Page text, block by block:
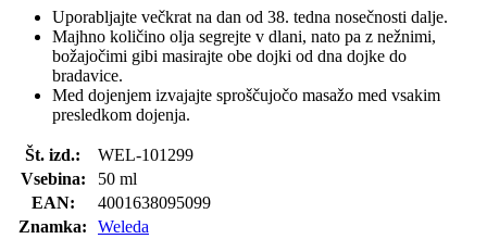
Uporabljajte večkrat na dan od 38. tedna nosečnosti dalje.
Majhno količino olja segrejte v dlani, nato pa z nežnimi,
božajočimi gibi masirajte obe dojki od dna dojke do
bradavice.
Med dojenjem izvajajte sproščujočo masažo med vsakim
presledkom dojenja.
Št. izd.:
WEL-101299
Vsebina:
50 ml
EAN:
4001638095099
Znamka:
Weleda